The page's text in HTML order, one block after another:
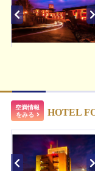
空満情報
をみる
HOTEL